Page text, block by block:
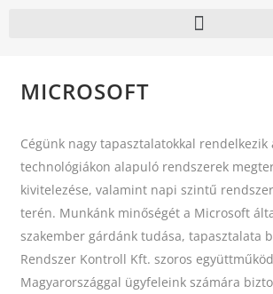
MICROSOFT
Cégünk nagy tapasztalatokkal
technológiákon alapuló rendszerek
kivitelezése, valamint napi szintű
terén. Munkánk minőségét a Microsoft
szakember gárdánk tudása, tapasztalata
Rendszer Kontroll Kft. szoros
Magyarországgal ügyfeleink számára